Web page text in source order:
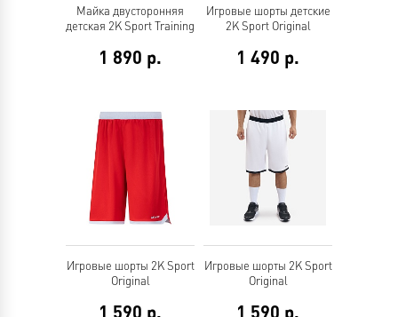
Майка двусторонняя
детская 2K Sport Training
1 890 р.
Игровые шорты детские
2K Sport Original
1 490 р.
Игровые шорты 2K Sport
Original
1 590 р.
Игровые шорты 2K Sport
Original
1 590 р.